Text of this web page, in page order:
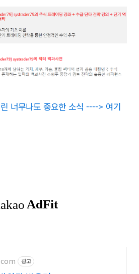
너무나도 중요한 소식 ----> 여기
광고